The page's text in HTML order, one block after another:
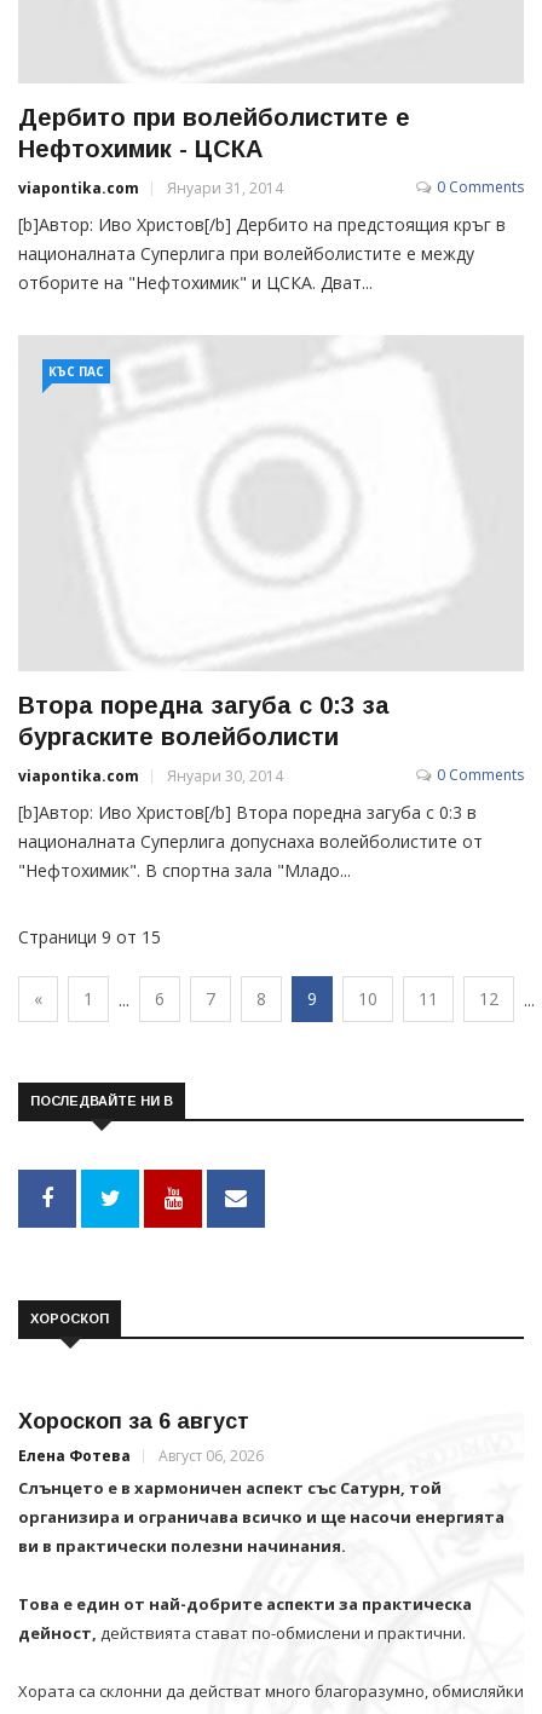
Дербито при волейболистите е
Нефтохимик - ЦСКА
viapontika.com Януари 31, 2014 0 Comments
[b]Автор: Иво Христов[/b] Дербито на предстоящия кръг в
националната Суперлига при волейболистите е между
отборите на "Нефтохимик" и ЦСКА. Дват...
КЪС ПАС
Втора поредна загуба с 0:3 за
бургаските волейболисти
viapontika.com Януари 30, 2014 0 Comments
[b]Автор: Иво Христов[/b] Втора поредна загуба с 0:3 в
националната Суперлига допуснаха волейболистите от
"Нефтохимик". В спортна зала "Младо...
Страници 9 от 15
« 1 ... 6 7 8 9 10 11 12 ...
ПОСЛЕДВАЙТЕ НИ В
ХОРОСКОП
Хороскоп за 6 август
Елена Фотева Август 06, 2026
Слънцето е в хармоничен аспект със Сатурн, той
организира и ограничава всичко и щe насочи енергията
ви в практически полезни начинания.
Това е един от най-добрите аспекти за практическа
дейност, действията стават по-обмислени и практични.
Хората са склонни да действат много благоразумно, обмисляйки